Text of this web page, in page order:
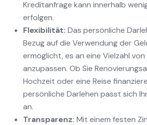
Kreditanfrage kann innerhalb
erfolgen.
Flexibilität: Das persönliche
Bezug auf die Verwendung der
ermöglicht, es an eine Vielzahl
anzupassen. Ob Sie
Hochzeit oder eine Reise
persönliche Darlehen passt sich
an.
Transparenz: Mit einem festen